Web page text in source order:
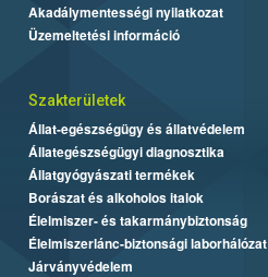
Akadálymentességi nyilatkozat
Üzemeltetési információ
Szakterületek
Állat-egészségügy és állatvédelem
Állategészségügyi diagnosztika
Állatgyógyászati termékek
Borászat és alkoholos italok
Élelmiszer- és takarmánybiztonság
Élelmiszerlánc-biztonsági laborhálózat
Járványvédelem